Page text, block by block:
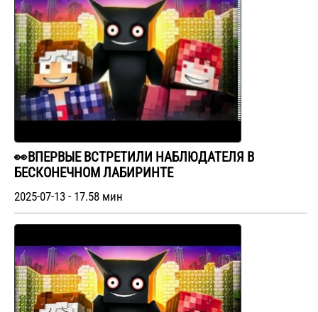
👀ВПЕРВЫЕ ВСТРЕТИЛИ НАБЛЮДАТЕЛЯ В
БЕСКОНЕЧНОМ ЛАБИРИНТЕ
2025-07-13 - 17.58 мин